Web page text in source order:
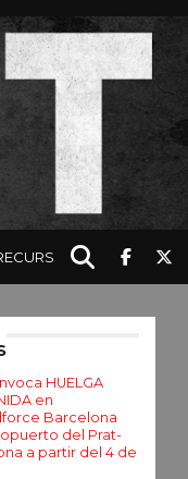
HUELGA
en
Barcelona
del Prat-
a partir del 4 de